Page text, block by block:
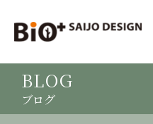
BLOG
ブログ